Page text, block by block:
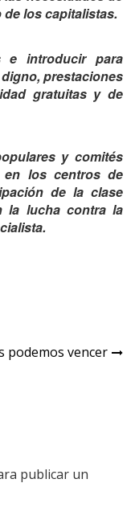
los capitalistas.
e introducir para
prestaciones
gratuitas y de
y comités
los centros de
de la clase
la lucha contra la
podemos vencer
publicar un